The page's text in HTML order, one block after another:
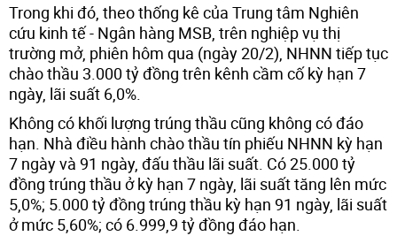
Trong khi đó, theo thống kê của Trung tâm Nghiên
cứu kinh tế - Ngân hàng MSB, trên nghiệp vụ thị
trường mở, phiên hôm qua (ngày 20/2), NHNN tiếp tục
chào thầu 3.000 tỷ đồng trên kênh cầm cố kỳ hạn 7
ngày, lãi suất 6,0%.
Không có khối lượng trúng thầu cũng không có đáo
hạn. Nhà điều hành chào thầu tín phiếu NHNN kỳ hạn
7 ngày và 91 ngày, đấu thầu lãi suất. Có 25.000 tỷ
đồng trúng thầu ở kỳ hạn 7 ngày, lãi suất tăng lên mức
5,0%; 5.000 tỷ đồng trúng thầu kỳ hạn 91 ngày, lãi suất
ở mức 5,60%; có 6.999,9 tỷ đồng đáo hạn.